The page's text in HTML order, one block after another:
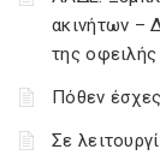
ακινήτων –
της οφειλής
Πόθεν
Σε